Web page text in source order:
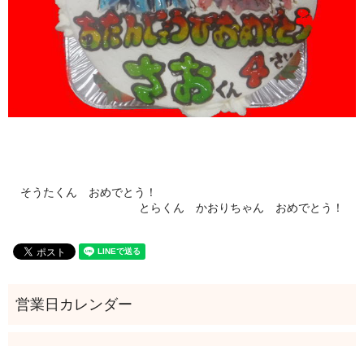
そうたくん おめでとう！
とらくん かおりちゃん おめでとう！